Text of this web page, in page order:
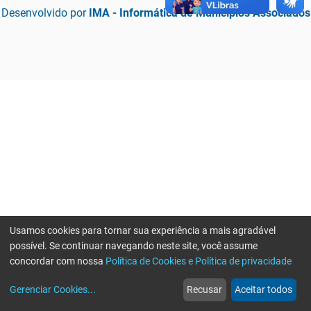
Desenvolvido por IMA - Informática de Municípios Associados
web
Notícias
more_horiz
Mais
Usamos cookies para tornar sua experiência a mais agradável
possível. Se continuar navegando neste site, você assume
concordar com nossa Política de Cookies e Política de privacidade
Gerenciar Cookies... Recusar Aceitar todos
Erro ao enviar informações, por favor tente novamente